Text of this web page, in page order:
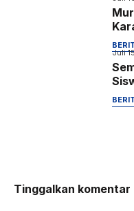
Juli
Tinggalkan komentar